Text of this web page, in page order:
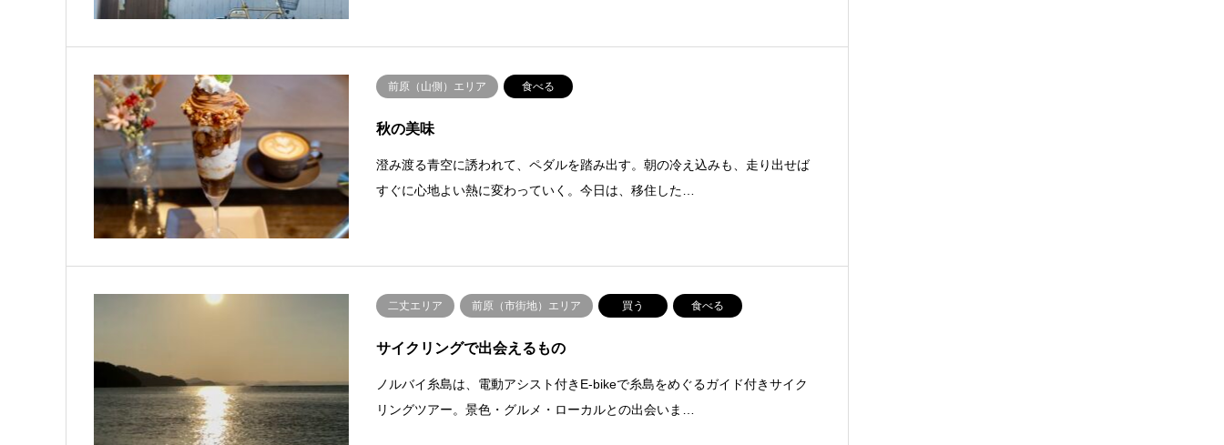
前原（山側）エリア 食べる
秋の美味
澄み渡る青空に誘われて、ペダルを踏み出す。朝の冷え込みも、走り出せば
すぐに心地よい熱に変わっていく。今日は、移住した…
二丈エリア 前原（市街地）エリア 買う 食べる
サイクリングで出会えるもの
ノルバイ糸島は、電動アシスト付きE-bikeで糸島をめぐるガイド付きサイク
リングツアー。景色・グルメ・ローカルとの出会いま…